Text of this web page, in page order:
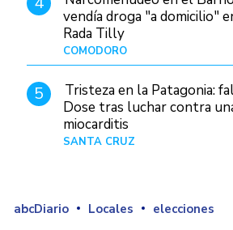
vendía droga "a domicilio"
Rada Tilly
COMODORO
5
Tristeza en la Patagonia:
Dose tras luchar contra
miocarditis
SANTA CRUZ
abcDiario Locales elecciones